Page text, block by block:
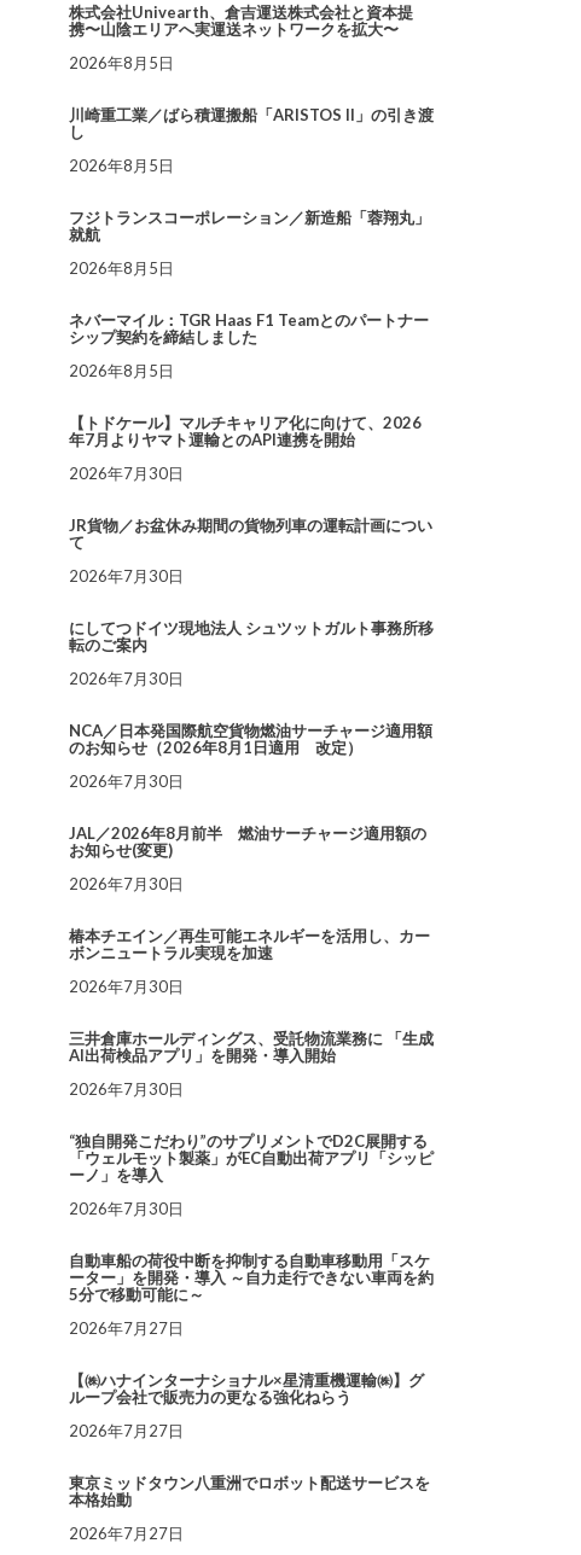
株式会社Univearth、倉吉運送株式会社と資本提
携〜山陰エリアへ実運送ネットワークを拡大〜
2026年8月5日
川崎重工業／ばら積運搬船「ARISTOS II」の引き渡
し
2026年8月5日
フジトランスコーポレーション／新造船「蓉翔丸」
就航
2026年8月5日
ネバーマイル：TGR Haas F1 Teamとのパートナー
シップ契約を締結しました
2026年8月5日
【トドケール】マルチキャリア化に向けて、2026
年7月よりヤマト運輸とのAPI連携を開始
2026年7月30日
JR貨物／お盆休み期間の貨物列車の運転計画につい
て
2026年7月30日
にしてつドイツ現地法人 シュツットガルト事務所移
転のご案内
2026年7月30日
NCA／日本発国際航空貨物燃油サーチャージ適用額
のお知らせ（2026年8月1日適用 改定）
2026年7月30日
JAL／2026年8月前半 燃油サーチャージ適用額の
お知らせ(変更)
2026年7月30日
椿本チエイン／再生可能エネルギーを活用し、カー
ボンニュートラル実現を加速
2026年7月30日
三井倉庫ホールディングス、受託物流業務に 「生成
AI出荷検品アプリ」を開発・導入開始
2026年7月30日
“独自開発こだわり”のサプリメントでD2C展開する
「ウェルモット製薬」がEC自動出荷アプリ「シッピ
ーノ」を導入
2026年7月30日
自動車船の荷役中断を抑制する自動車移動用「スケ
ーター」を開発・導入 ～自力走行できない車両を約
5分で移動可能に～
2026年7月27日
【㈱ハナインターナショナル×星清重機運輸㈱】グ
ループ会社で販売力の更なる強化ねらう
2026年7月27日
東京ミッドタウン八重洲でロボット配送サービスを
本格始動
2026年7月27日